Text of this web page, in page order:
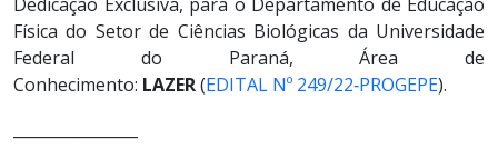
Física do Setor de Ciências Biológicas da Universidade
Federal do Paraná, Área de
Conhecimento: LAZER(EDITAL Nº 249/22‐PROGEPE).